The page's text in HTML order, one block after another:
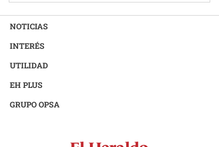
NOTICIAS
INTERÉS
UTILIDAD
EH PLUS
GRUPO OPSA